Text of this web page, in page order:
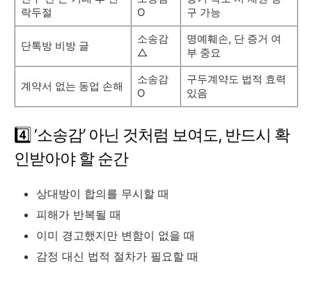
락두절
O
구 가능
단톡방 비방 글
소송감
△
명예훼손, 단 증거 여
부 중요
계약서 없는 동업 손해
소송감
O
구두계약도 법적 효력
있음
4️⃣ ‘소송감’ 아닌 것처럼 보여도, 반드시 확
인받아야 할 순간
상대방이 합의를 무시할 때
피해가 반복될 때
이미 경고했지만 변함이 없을 때
감정 대신 법적 절차가 필요할 때